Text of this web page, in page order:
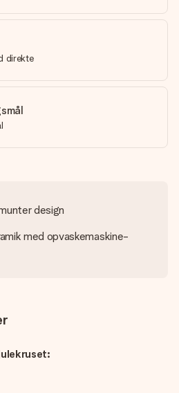
direkte
design
med opvaskemaskine-